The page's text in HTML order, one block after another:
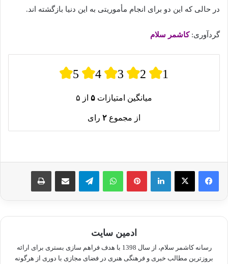
در حالی که این دو برای انجام مأموریتی به این دنیا بازگشته اند.
گردآوری:کاشمر سلام
5 4 3 2 1
میانگین امتیازات ۵ از ۵
از مجموع ۲ رای
لینکدین پینترستواتس آپ تلگرام اشتراک گذاری از طریق ایمیل چاپ
ادمین سایت
رسانه کاشمر سلام، از سال 1398 با هدف فراهم سازی بستری برای ارائه
بروزترین مطالب خبری و فرهنگی هنری در فضای مجازی با دوری از هرگونه